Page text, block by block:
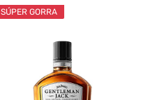
SÚPER GORRA